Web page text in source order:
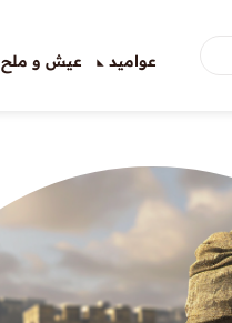
عواميد عيش و ملح